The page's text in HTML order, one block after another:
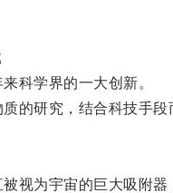
学界的一大创新。
研究，结合科技手段
为宇宙的巨大吸附器